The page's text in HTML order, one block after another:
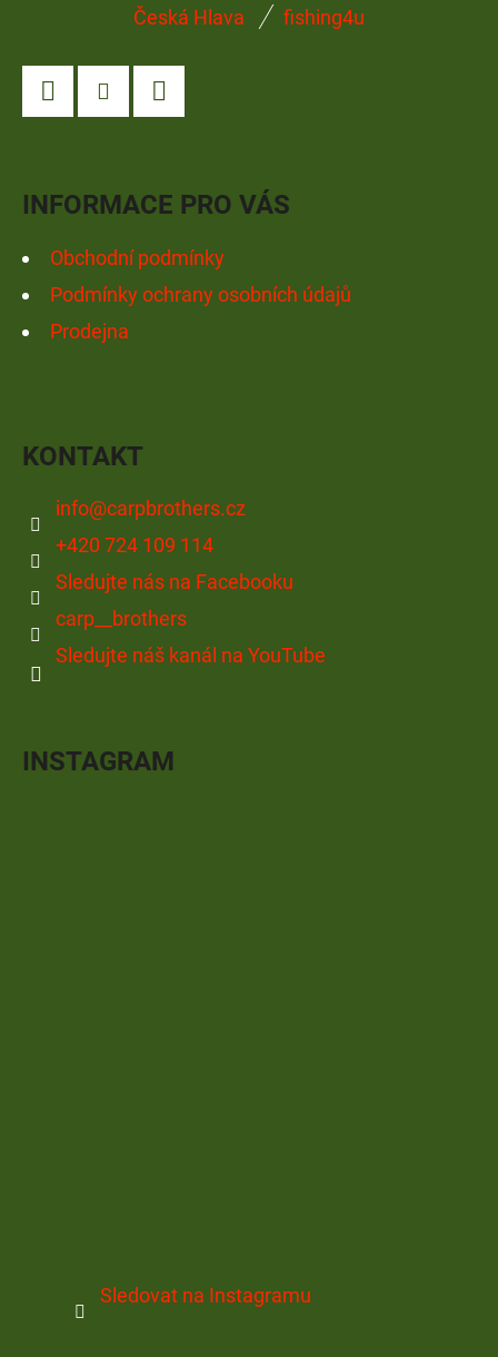
Česká Hlava fishing4u
INFORMACE PRO VÁS
Obchodní podmínky
Podmínky ochrany osobních údajů
Prodejna
KONTAKT
info@carpbrothers.cz
+420 724 109 114
Sledujte nás na Facebooku
carp__brothers
Sledujte náš kanál na YouTube
INSTAGRAM
Sledovat na Instagramu